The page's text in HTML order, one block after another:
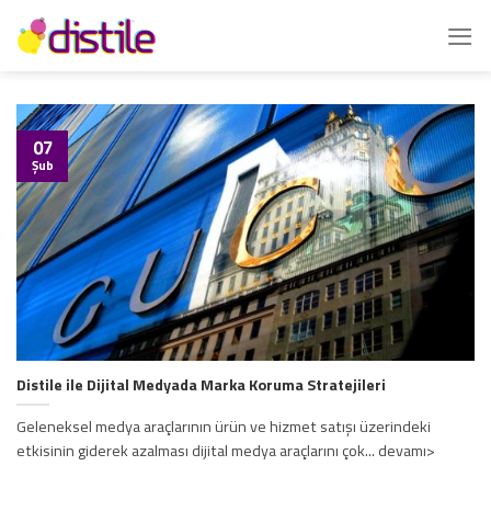
İçeriğe
atla
Distile ile Dijital Medyada Marka Koruma Stratejileri
Geleneksel medya araçlarının ürün ve hizmet satışı üzerindeki
etkisinin giderek azalması dijital medya araçlarını çok... devamı>
07
Şub